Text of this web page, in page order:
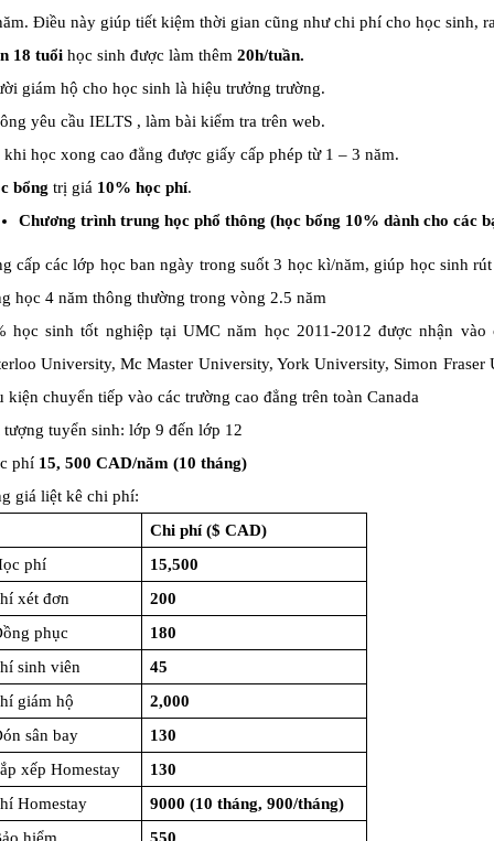
Điều này giúp tiết kiệm thời gian cũng như chi phí cho học sinh,
18 tuổihọc sinh được làm thêm 20h/tuần.
giám hộ cho học sinh là hiệu trưởng trường.
yêu cầu IELTS , làm bài kiểm tra trên web.
khi học xong cao đẳng được giấy cấp phép từ 1 – 3 năm.
bổng trị giá 10% học phí.
Chương trình trung học phổ thông (học bổng 10% dành cho các
cấp các lớp học ban ngày trong suốt 3 học kì/năm, giúp học sinh
học 4 năm thông thường trong vòng 2.5 năm
học sinh tốt nghiệp tại UMC năm học 2011-2012 được nhận
University, Mc Master University, York University, Simon
kiện chuyển tiếp vào các trường cao đẳng trên toàn Canada
tuyển sinh: lớp 9 đến lớp 12
phí 15, 500 CAD/năm (10 tháng)
giá liệt kê chi phí:
Chi phí ($ CAD)
phí
15,500
xét đơn
200
phục
180
sinh viên
45
giám hộ
2,000
sân bay
130
xếp Homestay
130
Homestay
9000 (10 tháng, 900/tháng)